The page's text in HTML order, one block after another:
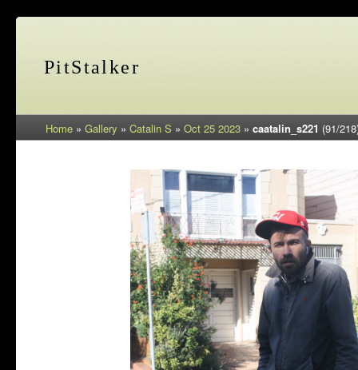
PitStalker
Home » Gallery » Catalin S » Oct 25 2023 » caatalin_s221 (91/